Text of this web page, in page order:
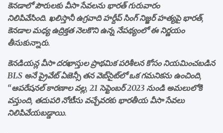
కెనడాలో పౌరులకు వీసా సేవలను భారత్ గురువారం
నిలిపివేసింది. ఖలిస్తానీ ఉగ్రవాది హర్దీప్ సింగ్ నిజ్జర్ హత్యపై భారత్,
కెనడాల మధ్య ఉద్రిక్తత నెలకొని ఉన్న నేపథ్యంలో ఈ నిర్ణయం
తీసుకున్నారు.
కెనడియన్ల వీసా దరఖాస్తుల ప్రాథమిక పరిశీలన కోసం నియమించబడిన
BLS అనే ప్రైవేట్ ఏజెన్సీ తన వెబ్‌సైట్‌లో ఒక గమనికను ఉంచింది,
“ఆపరేషనల్ కారణాల వల్ల, 21 సెప్టెంబర్ 2023 నుండి అమలులోకి
వస్తుంది, తదుపరి నోటీసు వచ్చేవరకు భారతీయ వీసా సేవలు
నిలిపివేయబడ్డాయి.